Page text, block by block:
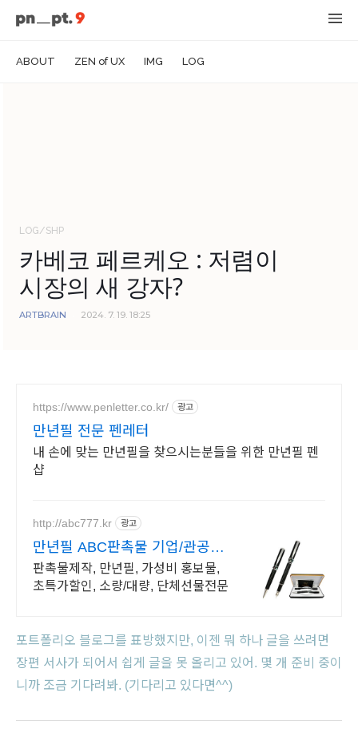
ABOUT ZEN of UX IMG LOG
LOG/SHP
카베코 페르케오 : 저렴이
시장의 새 강자?
ARTBRAIN 2024. 7. 19. 18:25
https://www.penletter.co.kr/ 광고
만년필 전문 펜레터
내 손에 맞는 만년필을 찾으시는분들을 위한 만년필 펜
샵
http://abc777.kr 광고
만년필 ABC판촉물 기업/관공서
후결제
판촉물제작, 만년필, 가성비 홍보물,
초특가할인, 소량/대량, 단체선물전문
포트폴리오 블로그를 표방했지만, 이젠 뭐 하나 글을 쓰려면
장편 서사가 되어서 쉽게 글을 못 올리고 있어. 몇 개 준비 중이
니까 조금 기다려봐. (기다리고 있다면^^)